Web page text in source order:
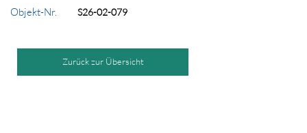
Objekt-Nr. S26-02-079
Zurück zur Übersicht